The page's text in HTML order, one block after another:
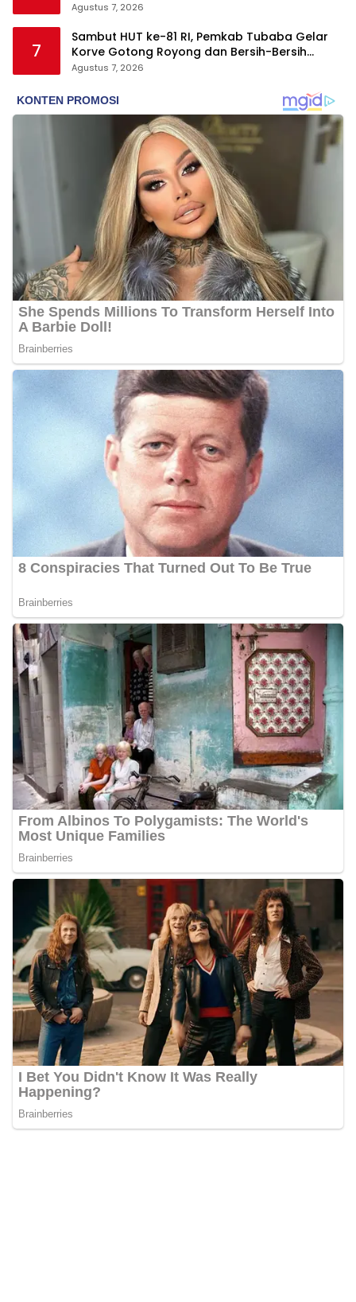
Agustus 7, 2026
7
Sambut HUT ke-81 RI, Pemkab Tubaba Gelar
Korve Gotong Royong dan Bersih-Bersih
Serentak
Agustus 7, 2026